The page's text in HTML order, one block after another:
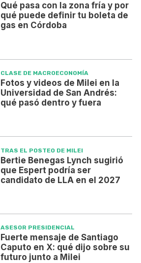
Qué pasa con la zona fría y por
qué puede definir tu boleta de
gas en Córdoba
CLASE DE MACROECONOMÍA
Fotos y videos de Milei en la
Universidad de San Andrés:
qué pasó dentro y fuera
TRAS EL POSTEO DE MILEI
Bertie Benegas Lynch sugirió
que Espert podría ser
candidato de LLA en el 2027
ASESOR PRESIDENCIAL
Fuerte mensaje de Santiago
Caputo en X: qué dijo sobre su
futuro junto a Milei